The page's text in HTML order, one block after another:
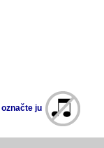
označte ju